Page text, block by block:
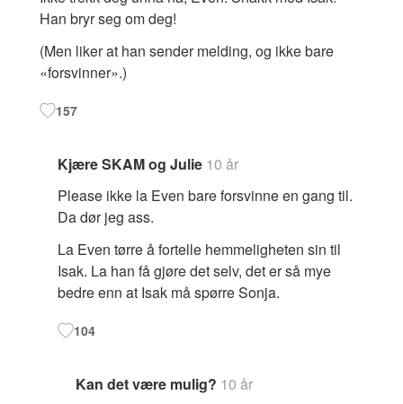
Han bryr seg om deg!
(Men liker at han sender melding, og ikke bare
«forsvinner».)
157
Kjære SKAM og Julie 10 år
Please ikke la Even bare forsvinne en gang til.
Da dør jeg ass.
La Even tørre å fortelle hemmeligheten sin til
Isak. La han få gjøre det selv, det er så mye
bedre enn at Isak må spørre Sonja.
104
Kan det være mulig? 10 år